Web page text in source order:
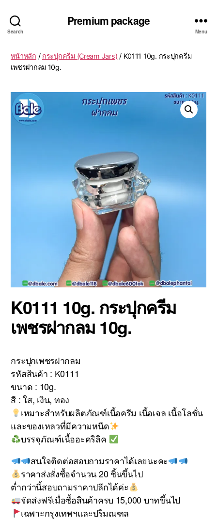
Search
Premium package
Menu
หน้าหลัก / กระปุกครีม (Cream Jars) / K0111 10g. กระปุกครีม
เพชรฝากลม 10g.
K0111 10g. กระปุกครีม
เพชรฝากลม 10g.
กระปุกเพชรฝากลม
รหัสสินค้า : K0111
ขนาด : 10g.
สี : ใส, เงิน, ทอง
เหมาะสำหรับผลิตภัณฑ์เนื้อครีม เนื้อเจล เนื้อโลชั่น
และของเหลวที่มีความหนืด
บรรจุภัณฑ์เนื้ออะคริลิค
สนใจติดต่อสอบถามราคาได้เลยนะคะ
ราคาส่งสั่งซื้อจำนวน 20 ชิ้นขึ้นไป
ต่ำกว่านี้สอบถามราคาปลีกได้ค่ะ
จัดส่งฟรีเมื่อซื้อสินค้าครบ 15,000 บาทขึ้นไป
เฉพาะกรุงเทพฯและปริมณฑล